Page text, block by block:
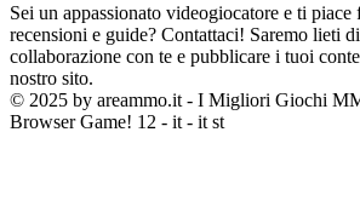
Sei un appassionato videogiocatore e ti
recensioni e guide? Contattaci! Saremo lieti
collaborazione con te e pubblicare i tuoi
nostro sito.
© 2025 by areammo.it - I Migliori Giochi
Browser Game! 12 - it - it st